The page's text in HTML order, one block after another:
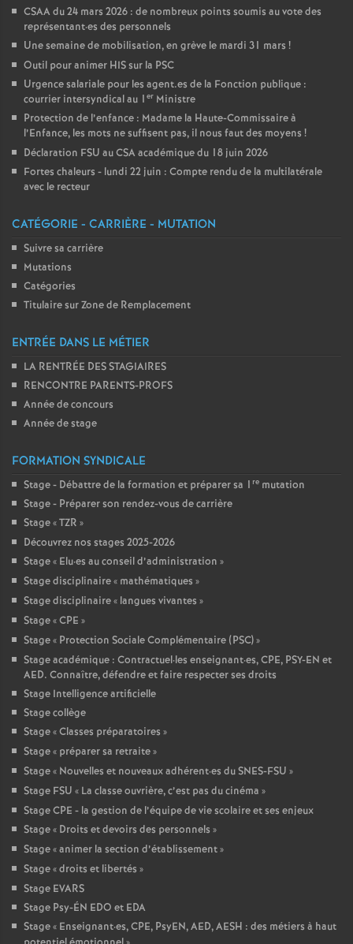
CSAA du 24 mars 2026 : de nombreux points soumis au vote des
représentant·es des personnels
Une semaine de mobilisation, en grève le mardi 31 mars !
Outil pour animer HIS sur la PSC
Urgence salariale pour les agent.es de la Fonction publique :
courrier intersyndical au 1 er Ministre
Protection de l’enfance : Madame la Haute-Commissaire à
l’Enfance, les mots ne suffisent pas, il nous faut des moyens !
Déclaration FSU au CSA académique du 18 juin 2026
Fortes chaleurs - lundi 22 juin : Compte rendu de la multilatérale
avec le recteur
CATÉGORIE - CARRIÈRE - MUTATION
Suivre sa carrière
Mutations
Catégories
Titulaire sur Zone de Remplacement
ENTRÉE DANS LE MÉTIER
LA RENTRÉE DES STAGIAIRES
RENCONTRE PARENTS-PROFS
Année de concours
Année de stage
FORMATION SYNDICALE
Stage - Débattre de la formation et préparer sa 1 re mutation
Stage - Préparer son rendez-vous de carrière
Stage «TZR »
Découvrez nos stages 2025-2026
Stage « Elu·es au conseil d’administration »
Stage disciplinaire « mathématiques »
Stage disciplinaire « langues vivantes »
Stage «CPE »
Stage « Protection Sociale Complémentaire (PSC)»
Stage académique : Contractuel·les enseignant·es, CPE, PSY-EN et
AED. Connaître, défendre et faire respecter ses droits
Stage Intelligence artificielle
Stage collège
Stage «Classes préparatoires »
Stage « préparer sa retraite»
Stage « Nouvelles et nouveaux adhérent·es du SNES-FSU »
Stage FSU « La classe ouvrière, c’est pas du cinéma »
Stage CPE - la gestion de l’équipe de vie scolaire et ses enjeux
Stage « Droits et devoirs des personnels »
Stage «animer la section d’établissement»
Stage «droits et libertés »
Stage EVARS
Stage Psy-ÉN EDO et EDA
Stage « Enseignant·es, CPE, PsyEN, AED, AESH : des métiers à haut